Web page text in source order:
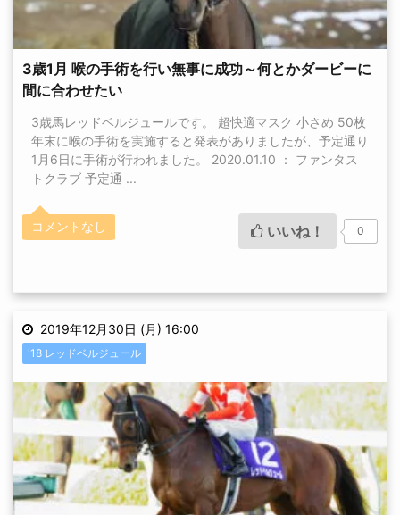
3歳1月 喉の手術を行い無事に成功～何とかダービーに
間に合わせたい
3歳馬レッドベルジュールです。 超快適マスク 小さめ 50枚
年末に喉の手術を実施すると発表がありましたが、予定通り
1月6日に手術が行われました。 2020.01.10 ： ファンタス
トクラブ 予定通 ...
コメントなし いいね！ 0
2019年12月30日 (月) 16:00
'18 レッドベルジュール